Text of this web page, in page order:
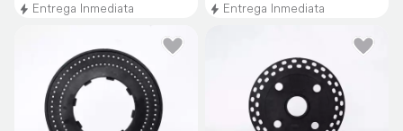
Entrega Inmediata
Entrega Inmediata